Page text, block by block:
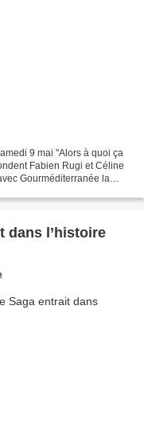
9 mai "Alors à quoi ça
Fabien Rugi et Céline
Gourméditerranée la
dans l’histoire